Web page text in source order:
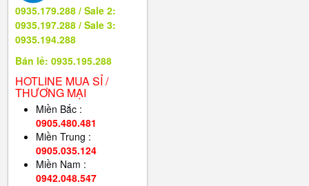
0935.179.288 / Sale 2:
0935.197.288 / Sale 3:
0935.194.288
Bán lẻ: 0935.195.288
HOTLINE MUA SỈ /
THƯƠNG MẠI
Miền Bắc :
0905.480.481
Miền Trung :
0905.035.124
Miền Nam :
0942.048.547